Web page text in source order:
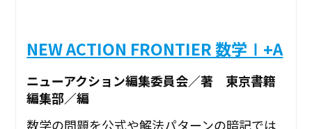
NEW ACTION FRONTIER 数学Ⅰ+A
ニューアクション編集委員会／著 東京書籍
編集部／編
数学の問題を公式や解法パターンの暗記では